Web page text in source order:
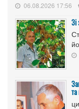
06.08.2026 17:56
Зі